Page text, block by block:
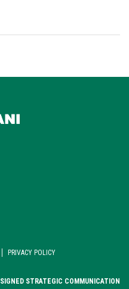
PRIVACY POLICY
SIGNED STRATEGIC COMMUNICATION